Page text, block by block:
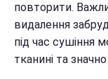
повторити.
видалення
під час сушіння
тканині та